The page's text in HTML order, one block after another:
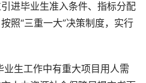
进毕业生准入条件、指标分配
照“三重一大”决策制度，实行
生工作中有重大项目用人需